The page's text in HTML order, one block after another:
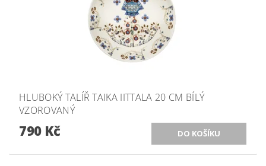
HLUBOKÝ TALÍŘ TAIKA IITTALA 20 CM BÍLÝ
VZOROVANÝ
790 Kč